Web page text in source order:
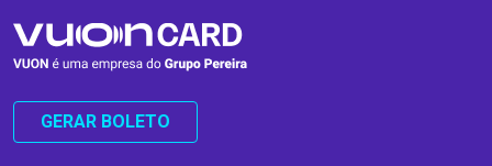
GERAR BOLETO